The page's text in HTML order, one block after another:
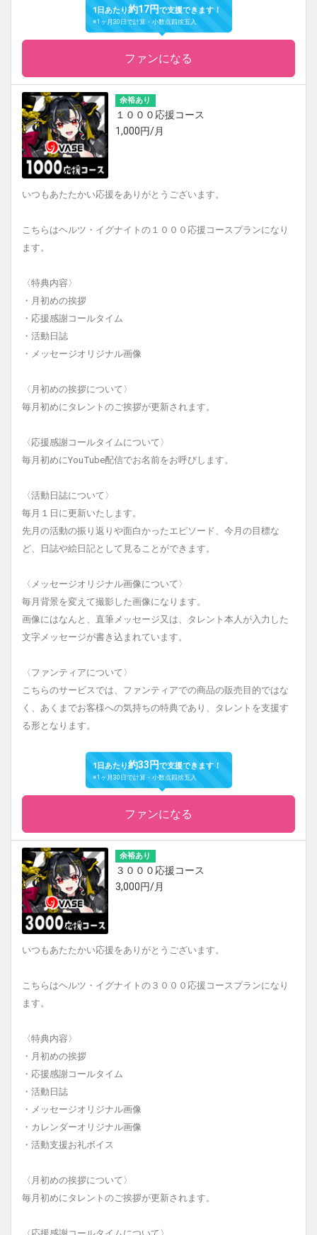
1日あたり約17円で支援できます！
※1ヶ月30日で計算・小数点四捨五入
ファンになる
余裕あり
１０００応援コース
1,000円/月
いつもあたたかい応援をありがとうございます。
こちらはヘルツ・イグナイトの１０００応援コースプランになり
ます。
〈特典内容〉
・月初めの挨拶
・応援感謝コールタイム
・活動日誌
・メッセージオリジナル画像
〈月初めの挨拶について〉
毎月初めにタレントのご挨拶が更新されます。
〈応援感謝コールタイムについて〉
毎月初めにYouTube配信でお名前をお呼びします。
〈活動日誌について〉
毎月１日に更新いたします。
先月の活動の振り返りや面白かったエピソード、今月の目標な
ど、日誌や絵日記として見ることができます。
〈メッセージオリジナル画像について〉
毎月背景を変えて撮影した画像になります。
画像にはなんと、直筆メッセージ又は、タレント本人が入力した
文字メッセージが書き込まれています。
〈ファンティアについて〉
こちらのサービスでは、ファンティアでの商品の販売目的ではな
く、あくまでお客様への気持ちの特典であり、タレントを支援す
る形となります。
1日あたり約33円で支援できます！
※1ヶ月30日で計算・小数点四捨五入
ファンになる
余裕あり
３０００応援コース
3,000円/月
いつもあたたかい応援をありがとうございます。
こちらはヘルツ・イグナイトの３０００応援コースプランになり
ます。
〈特典内容〉
・月初めの挨拶
・応援感謝コールタイム
・活動日誌
・メッセージオリジナル画像
・カレンダーオリジナル画像
・活動支援お礼ボイス
〈月初めの挨拶について〉
毎月初めにタレントのご挨拶が更新されます。